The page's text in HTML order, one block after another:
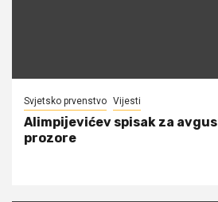
Svjetsko prvenstvo Vijesti
Alimpijevićev spisak za
prozore